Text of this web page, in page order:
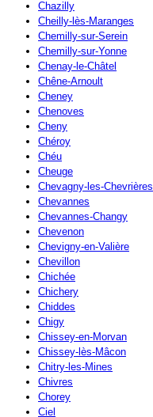
Chazilly
Cheilly-lès-Maranges
Chemilly-sur-Serein
Chemilly-sur-Yonne
Chenay-le-Châtel
Chêne-Arnoult
Cheney
Chenoves
Cheny
Chéroy
Chéu
Cheuge
Chevagny-les-Chevrières
Chevannes
Chevannes-Changy
Chevenon
Chevigny-en-Valière
Chevillon
Chichée
Chichery
Chiddes
Chigy
Chissey-en-Morvan
Chissey-lès-Mâcon
Chitry-les-Mines
Chivres
Chorey
Ciel